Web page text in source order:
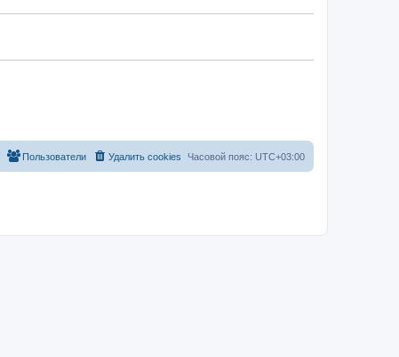
Часовой пояс: UTC+03:00
Удалить cookies
Пользователи